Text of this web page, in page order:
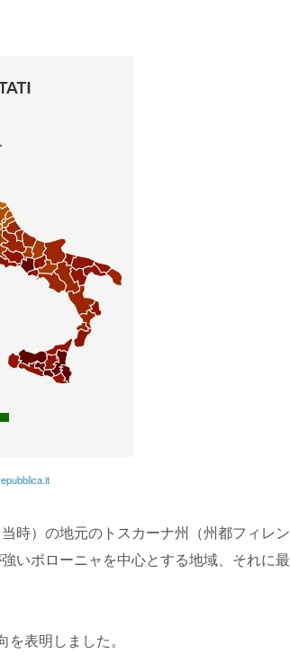
時）の地元のトスカーナ州（州都フィレン
いボローニャを中心とする地域、それに最
表明しました。